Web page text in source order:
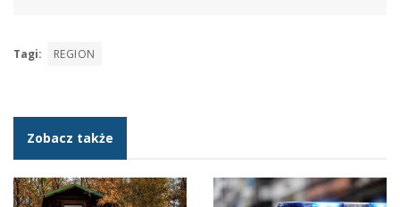
Tagi: REGION
Zobacz także